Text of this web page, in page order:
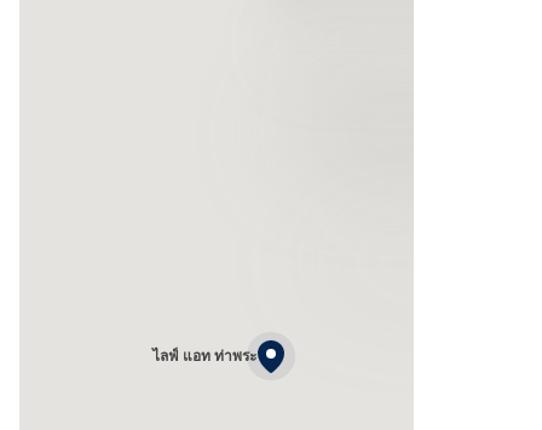
ไลฟ์ แอท ท่าพระ